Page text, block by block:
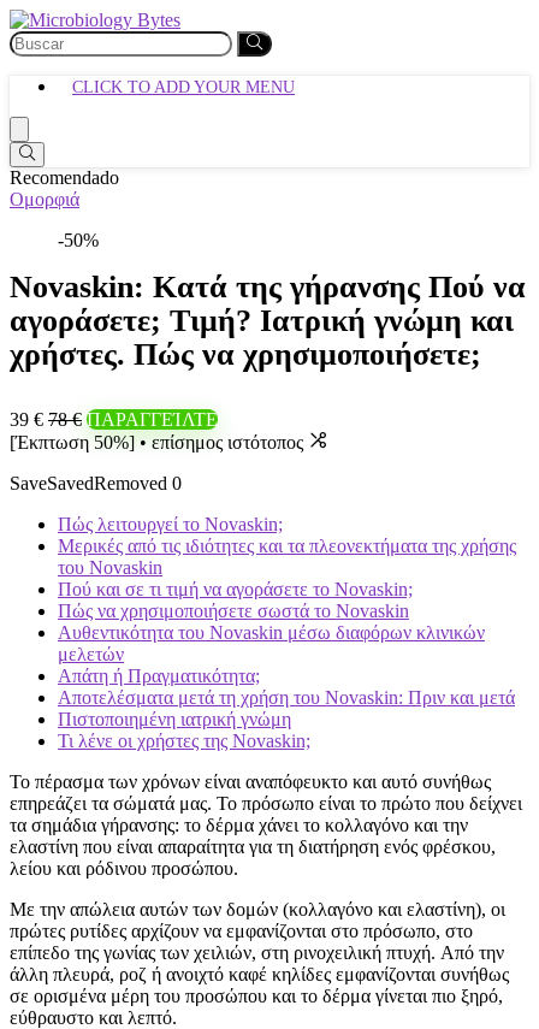
CLICK TO ADD YOUR MENU
Recomendado
Ομορφιά
-50%
Novaskin: Κατά της γήρανσης Πού να
αγοράσετε; Τιμή? Ιατρική γνώμη και
χρήστες. Πώς να χρησιμοποιήσετε;
39 € 78 € ΠΑΡΑΓΓΕΊΛΤΕ
[Έκπτωση 50%] • επίσημος ιστότοπος
SaveSavedRemoved 0
Πώς λειτουργεί το Novaskin;
Μερικές από τις ιδιότητες και τα πλεονεκτήματα της χρήσης
του Novaskin
Πού και σε τι τιμή να αγοράσετε το Novaskin;
Πώς να χρησιμοποιήσετε σωστά το Novaskin
Αυθεντικότητα του Novaskin μέσω διαφόρων κλινικών
μελετών
Απάτη ή Πραγματικότητα;
Αποτελέσματα μετά τη χρήση του Novaskin: Πριν και μετά
Πιστοποιημένη ιατρική γνώμη
Τι λένε οι χρήστες της Novaskin;
Το πέρασμα των χρόνων είναι αναπόφευκτο και αυτό συνήθως
επηρεάζει τα σώματά μας. Το πρόσωπο είναι το πρώτο που δείχνει
τα σημάδια γήρανσης: το δέρμα χάνει το κολλαγόνο και την
ελαστίνη που είναι απαραίτητα για τη διατήρηση ενός φρέσκου,
λείου και ρόδινου προσώπου.
Με την απώλεια αυτών των δομών (κολλαγόνο και ελαστίνη), οι
πρώτες ρυτίδες αρχίζουν να εμφανίζονται στο πρόσωπο, στο
επίπεδο της γωνίας των χειλιών, στη ρινοχειλική πτυχή. Από την
άλλη πλευρά, ροζ ή ανοιχτό καφέ κηλίδες εμφανίζονται συνήθως
σε ορισμένα μέρη του προσώπου και το δέρμα γίνεται πιο ξηρό,
εύθραυστο και λεπτό.